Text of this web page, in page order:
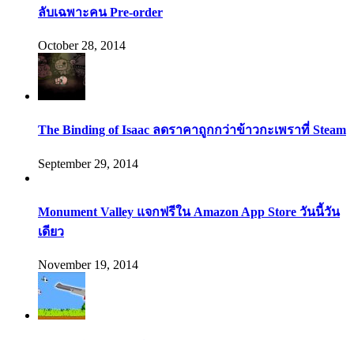
ลับเฉพาะคน Pre-order
October 28, 2014
The Binding of Isaac ลดราคาถูกกว่าข้าวกะเพราที่ Steam
September 29, 2014
Monument Valley แจกฟรีใน Amazon App Store วันนี้วัน
เดียว
November 19, 2014